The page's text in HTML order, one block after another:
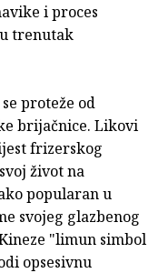
i proces
trenutak
proteže od
brijačnice. Likovi
frizerskog
život na
popularan u
svojeg glazbenog
"limun simbol
opsesivnu